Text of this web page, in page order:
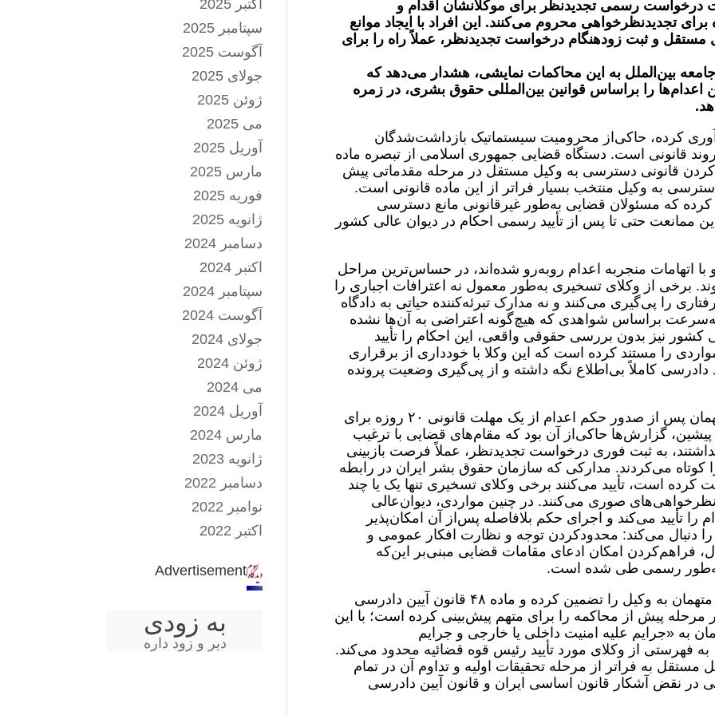
درخواست رسمی تجدیدنظر برای موکلانشان اقدام و
آن‌ها را از مهلت قانونی ۲۰ روزه برای تجدیدنظرخواهی محروم می‌‌کنند. این افراد با ایجاد موانع
و ثبت زودهنگام درخواست تجدیدنظر، عملاً راه را برای
بین‌الملل به این محاکمات نمایشی، هشدار می‌دهد که
را براساس قوانین بین‌المللی حقوق بشری، در زمره
کرده، حاکی‌از محرومیت سیستماتیک بازداشت‌شدگان
قانونی است. دستگاه قضایی جمهوری اسلامی از تبصره ماده
کردن قانونی دسترسی به وکیل مستقل در مرحله مقدماتی پیش
به وکیل منتخب بسیار فراتر از این ماده قانونی است.
که مسئولان قضایی به‌طور غیرقانونی مانع دسترسی
ممانعت حتی تا پس از تأیید رسمی احکام در دیوان عالی کشور
با اتهامات منجربه اعدام روبه‌رو شده‌اند، در حساس‌ترین مراحل
برخی از وکلای تسخیری به‌طور معمول نه اعترافات اجباری را
را پی‌گیری می‌کنند و نه مدارک تبرئه‌کننده حیاتی به دادگاه
به‌سرعت براساس شواهدی که هیچ‌گونه اعتراضی به آن‌‌ها نشده
نیز بدون بررسی حقوقی واقعی، این احکام را تأیید
را مستند کرده است که این وکلا با خودداری از برقراری
دادرسی کاملاً بی‌اطلاع نگه داشته و از پی‌گیری وضعیت پرونده
براساس قوانین جمهوری اسلامی ایران، متهمان پس از صدور حکم اعدام از یک مهلت قانونی ۲۰ روزه برای
پیشین، گزارش‌ها حاکی‌از آن بود که مقام‌های قضایی با ترغیب
به ثبت فوری درخواست تجدیدنظر، عملاً فرصت بازبینی
می‌کردند. مدارکی که سازمان حقوق بشر ایران در رابطه
کرده‌ است، تأیید می‌کنند برخی وکلای تسخیری تنها یک یا چند
صوری می‌کنند. در چنین مواردی، دیوان‌عالی
تأیید می‌کند و اجرای حکم بلافاصله پس‌از آن امکان‌پذیر
می‌کند: محدودکردن توجه و نظارت افکار عمومی و
فراهم‌کردن امکان ادعای مقامات قضایی مبنی‌بر این‌که
به‌طور رسمی طی شده است.
اصل ۳۵ قانون اساسی ایران حق دسترسی متهمان به وکیل را تضمین کرده و ماده ۴۸ قانون آیین دادرسی
وکیل در مرحله پیش از محاکمه را برای متهم پیش‌بینی کرده است؛ با این
را برای متهمان به «جرایم علیه امنیت داخلی یا خارجی و جرایم
فهرستی از وکلای مورد تأیید رئیس قوه قضائیه محدود می‌کند.
مستقل به فراتر از مرحله تحقیقات اولیه و تداوم آن در تمام
در نقض آشکار قانون اساسی ایران و قانون آیین دادرسی
اکتبر 2025
سپتامبر 2025
آگوست 2025
جولای 2025
ژوئن 2025
می 2025
آوریل 2025
مارس 2025
فوریه 2025
ژانویه 2025
دسامبر 2024
اکتبر 2024
سپتامبر 2024
آگوست 2024
جولای 2024
ژوئن 2024
می 2024
آوریل 2024
مارس 2024
ژانویه 2023
دسامبر 2022
نوامبر 2022
اکتبر 2022
Advertisement
به زودی
دیر و زود داره